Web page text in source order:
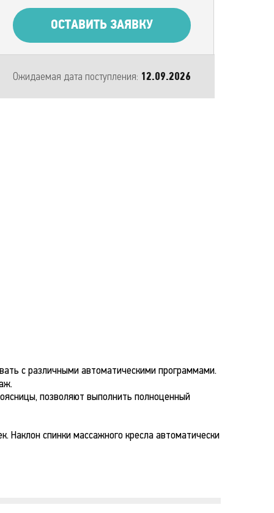
ОСТАВИТЬ ЗАЯВКУ
Ожидаемая дата поступления: 12.09.2026
с различными автоматическими программами.
позволяют выполнить полноценный
спинки массажного кресла автоматически